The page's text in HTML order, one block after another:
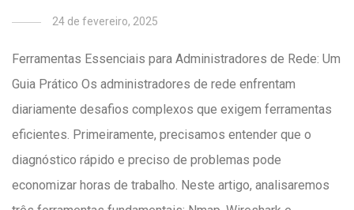
24 de fevereiro, 2025
Ferramentas Essenciais para Administradores de Rede: Um
Guia Prático Os administradores de rede enfrentam
diariamente desafios complexos que exigem ferramentas
eficientes. Primeiramente, precisamos entender que o
diagnóstico rápido e preciso de problemas pode
economizar horas de trabalho. Neste artigo, analisaremos